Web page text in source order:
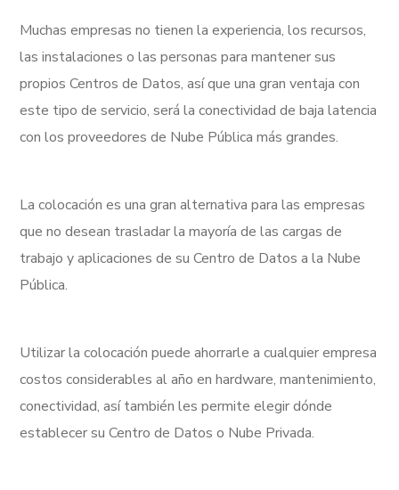
Muchas empresas no tienen la experiencia, los recursos,
las instalaciones o las personas para mantener sus
propios Centros de Datos, así que una gran ventaja con
este tipo de servicio, será la conectividad de baja latencia
con los proveedores de Nube Pública más grandes.
La colocación es una gran alternativa para las empresas
que no desean trasladar la mayoría de las cargas de
trabajo y aplicaciones de su Centro de Datos a la Nube
Pública.
Utilizar la colocación puede ahorrarle a cualquier empresa
costos considerables al año en hardware, mantenimiento,
conectividad, así también les permite elegir dónde
establecer su Centro de Datos o Nube Privada.